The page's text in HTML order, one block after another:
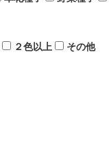
２色以上 その他